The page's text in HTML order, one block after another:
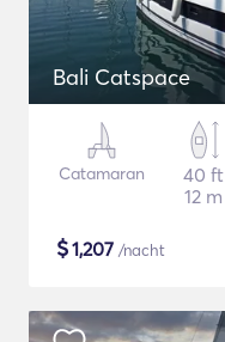
Bali Catspace
Catamaran
40 ft
12 m
$1,207 /nacht